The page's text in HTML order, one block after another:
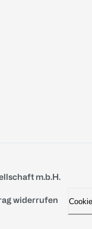
m.b.H.
widerrufen